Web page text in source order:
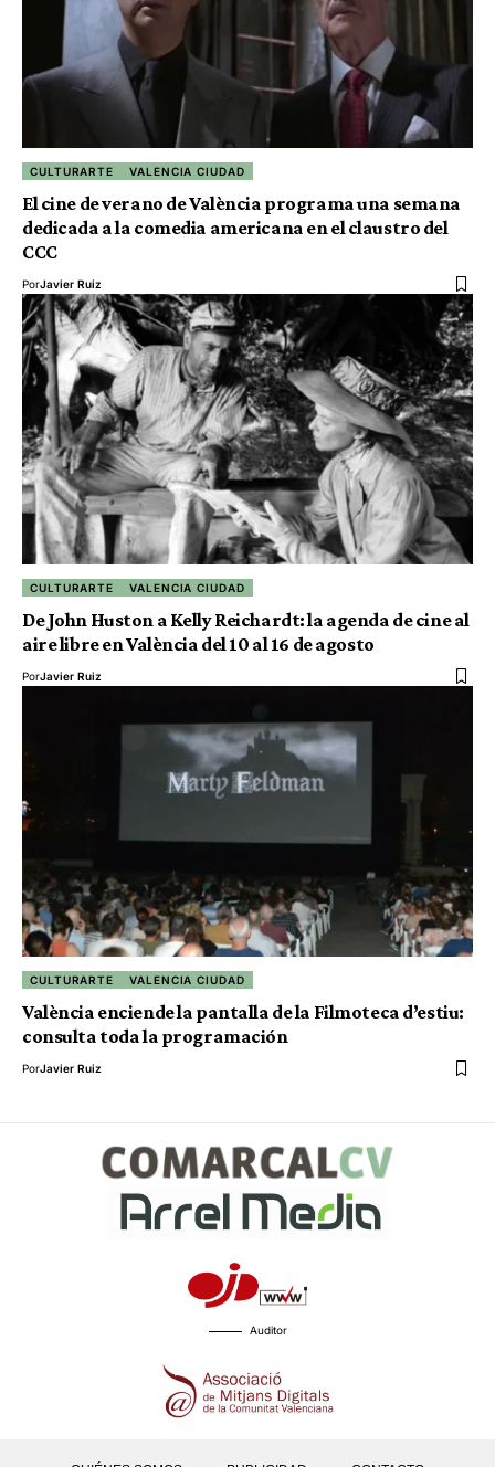
CULTURARTE VALENCIA CIUDAD
El cine de verano de València programa una semana
dedicada a la comedia americana en el claustro del
CCC
PorJavier Ruiz
CULTURARTE VALENCIA CIUDAD
De John Huston a Kelly Reichardt: la agenda de cine al
aire libre en València del 10 al 16 de agosto
PorJavier Ruiz
CULTURARTE VALENCIA CIUDAD
València enciende la pantalla de la Filmoteca d’estiu:
consulta toda la programación
PorJavier Ruiz
Auditor